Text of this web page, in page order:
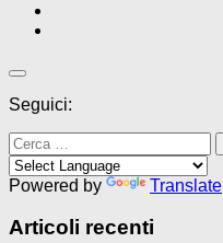
Seguici:
Ricerca
per:
Powered by
Translate
Articoli recenti